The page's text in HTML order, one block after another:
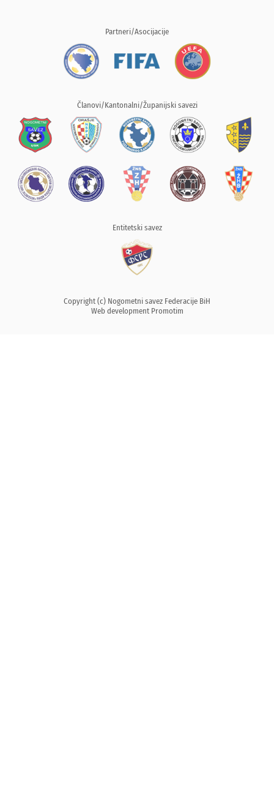
Partneri/Asocijacije
Članovi/Kantonalni/Županijski savezi
Entitetski savez
Copyright (c) Nogometni savez Federacije BiH
Web development Promotim